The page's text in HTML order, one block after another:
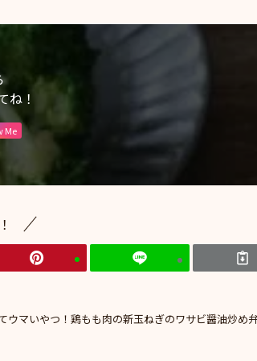
ね！
Me
ウマいやつ！鶏もも肉の新玉ねぎのワサビ醤油炒め